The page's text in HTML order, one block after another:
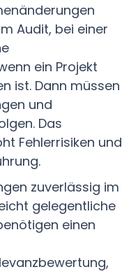
Audit, bei einer
ein Projekt
ist. Dann müssen
und
Das
Fehlerrisiken und
zuverlässig im
gelegentliche
einen